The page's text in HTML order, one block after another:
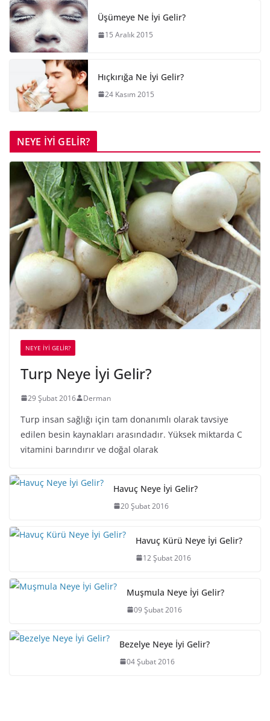
Üşümeye Ne İyi Gelir?
15 Aralık 2015
Hıçkırığa Ne İyi Gelir?
24 Kasım 2015
NEYE İYİ GELİR?
NEYE İYİ GELİR?
Turp Neye İyi Gelir?
29 Şubat 2016 Derman
Turp insan sağlığı için tam donanımlı olarak tavsiye
edilen besin kaynakları arasındadır. Yüksek miktarda C
vitamini barındırır ve doğal olarak
Havuç Neye İyi Gelir?
20 Şubat 2016
Havuç Kürü Neye İyi Gelir?
12 Şubat 2016
Muşmula Neye İyi Gelir?
09 Şubat 2016
Bezelye Neye İyi Gelir?
04 Şubat 2016